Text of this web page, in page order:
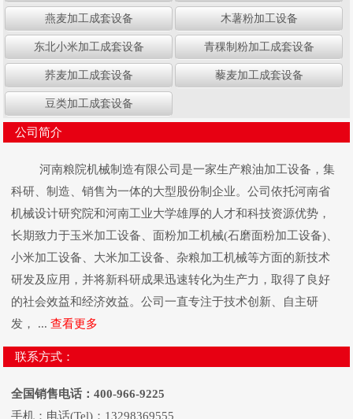
燕麦加工成套设备 木薯粉加工设备
东北小米加工成套设备 青稞制粉加工成套设备
荞麦加工成套设备 藜麦加工成套设备
豆类加工成套设备
公司简介
河南粮院机械制造有限公司是一家生产粮油加工设备，集
科研、制造、销售为一体的大型股份制企业。公司依托河南省
机械设计研究院和河南工业大学雄厚的人才和科技资源优势，
长期致力于玉米加工设备、面粉加工机械(石磨面粉加工设备)、
小米加工设备、大米加工设备、杂粮加工机械等方面的新技术
研发及应用，并将新科研成果迅速转化为生产力，取得了良好
的社会效益和经济效益。公司一直专注于技术创新、自主研
发， ...查看更多
联系方式：
全国销售电话：400-966-9225
手机：电话(Tel)：13298369555